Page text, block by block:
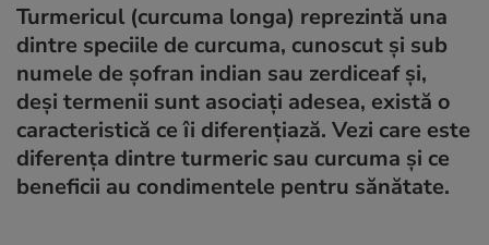
Turmericul (curcuma longa) reprezintă una
dintre speciile de curcuma, cunoscut și sub
numele de șofran indian sau zerdiceaf și,
deși termenii sunt asociați adesea, există o
caracteristică ce îi diferențiază. Vezi care este
diferența dintre turmeric sau curcuma și ce
beneficii au condimentele pentru sănătate.